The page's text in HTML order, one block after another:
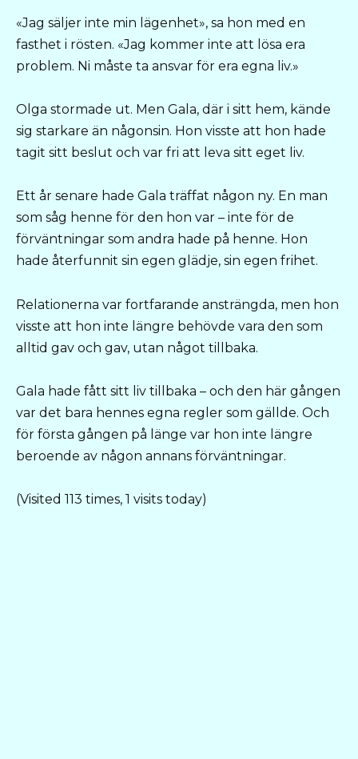
«Jag säljer inte min lägenhet», sa hon med en
fasthet i rösten. «Jag kommer inte att lösa era
problem. Ni måste ta ansvar för era egna liv.»
Olga stormade ut. Men Gala, där i sitt hem, kände
sig starkare än någonsin. Hon visste att hon hade
tagit sitt beslut och var fri att leva sitt eget liv.
Ett år senare hade Gala träffat någon ny. En man
som såg henne för den hon var – inte för de
förväntningar som andra hade på henne. Hon
hade återfunnit sin egen glädje, sin egen frihet.
Relationerna var fortfarande ansträngda, men hon
visste att hon inte längre behövde vara den som
alltid gav och gav, utan något tillbaka.
Gala hade fått sitt liv tillbaka – och den här gången
var det bara hennes egna regler som gällde. Och
för första gången på länge var hon inte längre
beroende av någon annans förväntningar.
(Visited 113 times, 1 visits today)